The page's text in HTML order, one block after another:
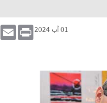
Email Print 01 آب 2024